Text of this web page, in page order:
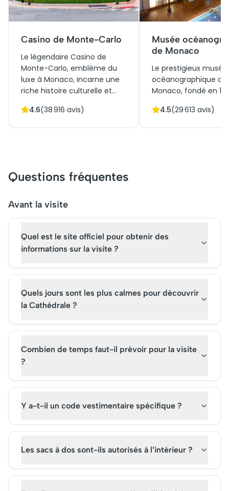
Casino de Monte-Carlo
Le légendaire Casino de
Monte-Carlo, emblème du
luxe à Monaco, incarne une
riche histoire culturelle et
inauguration en 1863. Conçu
renforcer l'économie
monégasque, il est
touristique phare. Vous
audioguides, afin d'explorer
ce lieu prestigieux mêlant
glamour moderne.
4.6(38 916 avis)
Musée
de Monaco
Le prestigieux musée
océanographique de
Monaco, fondé en
naturelle et culturelle
pour une visite offre
lieu emblématique
incontournable pour
4.5(29 613 avis)
Questions fréquentes
Avant la visite
Quel est le site officiel pour obtenir des
informations sur la visite ?
Quels jours sont les plus calmes pour découvrir
la Cathédrale ?
Combien de temps faut-il prévoir pour la visite
?
Y a-t-il un code vestimentaire spécifique ?
Les sacs à dos sont-ils autorisés à l’intérieur ?